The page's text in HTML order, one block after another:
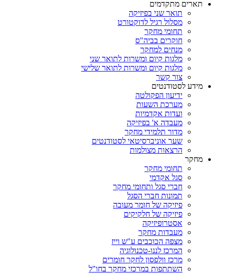
תארים מתקדמים
תואר שני בפיזיקה
מסלול רגיל לדוקטורט
תחומי מחקר
חוקרים בביה"ס
מנחים למחקר
מלגות קיום ומשרות לתואר שני
מלגות קיום ומשרות לתואר שלישי
צור קשר
מידע לסטודנטים
ידיעון הפקולטה
מערכת השעות
ועדות אקדמיות
מעבדה א' בפיזיקה
מדור תלמידי מחקר
שער אוניברסיטאי לסטודנטים
הרצאות מצולמות
מחקר
תחומי מחקר
סגל אקדמי
חברי סגל ותחומי מחקר
תמונות חברי הסגל
פיזיקה של חומר מעובה
פיזיקה של חלקיקים
אסטרופיזיקה
מעבדות מחקר
מצפה הכוכבים ע"ש וייז
המרכז לננו-טכנולוגיה
מרכז וולפסון לחקר חומרים
השתתפות במרכזי מחקר בחו"ל